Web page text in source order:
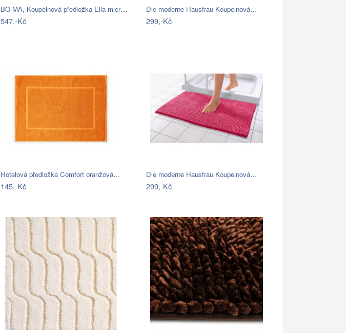
BO-MA, Koupelnová předložka Ella micro…
547,-Kč
Die moderne Hausfrau Koupelnová…
299,-Kč
Hotelová předložka Comfort oranžová…
145,-Kč
Die moderne Hausfrau Koupelnová…
299,-Kč